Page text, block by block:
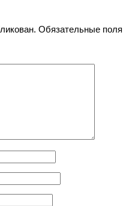
Обязательные поля